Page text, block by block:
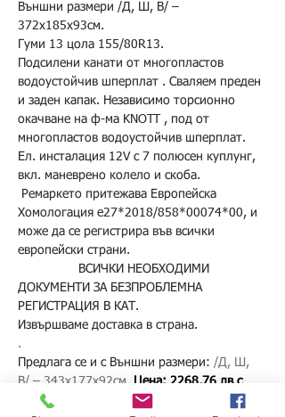
Външни размери /Д, Ш, В/ –
372х185х93см.
Гуми 13 цола 155/80R13.
Подсилени канати от многопластов
водоустойчив шперплат . Сваляем преден
и заден капак. Независимо торсионно
окачване на ф-ма KNOTT , под от
многопластов водоустойчив шперплат.
Ел. инсталация 12V с 7 полюсен куплунг,
вкл. маневрено колело и скоба.
Хомологация e27*2018/858*00074*00, и
може да се регистрира във всички
европейски страни.
                 ВСИЧКИ НЕОБХОДИМИ
ДОКУМЕНТИ ЗА БЕЗПРОБЛЕМНА
РЕГИСТРАЦИЯ В КАТ.
Извършваме доставка в страна.
.
Предлага се и с Външни размери: /Д, Ш,
В/ – 343х177х92см. Цена: 2268,76 лв с
ДДС/ 1160 Евро с ДДС